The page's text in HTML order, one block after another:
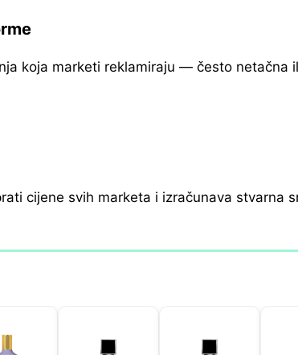
koja marketi reklamiraju — često netačna
cijene svih marketa i izračunava stvarna